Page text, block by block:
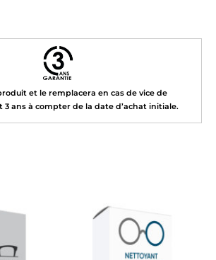
et le remplacera en cas de vice de
ans à compter de la date d’achat initiale.